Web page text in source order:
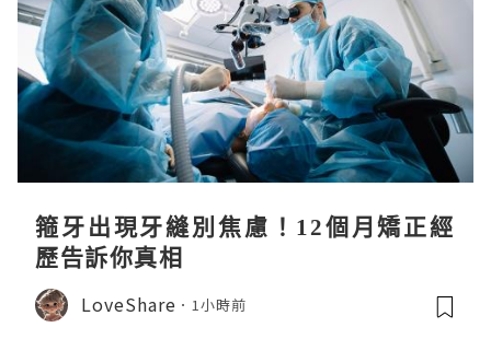
箍牙出現牙縫別焦慮！12個月矯正經
歷告訴你真相
LoveShare 1小時前